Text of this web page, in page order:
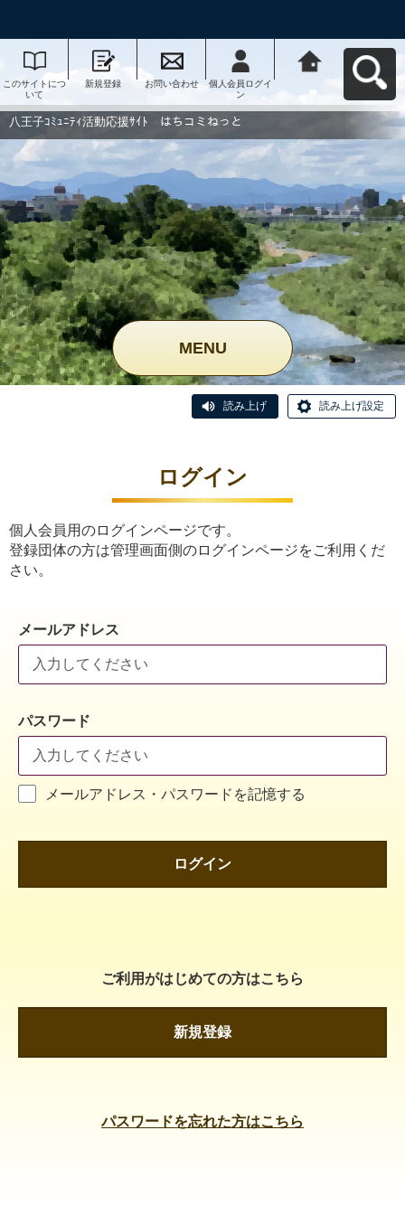
このサイトにつ
いて
新規登録 お問い合わせ
個人会員ログイ
ン
動応援ｻｲﾄ はち
コミねっとへ戻
八王子ｺﾐｭﾆﾃｨ活動応援ｻｲﾄ はちコミねっと
MENU
読み上げ 読み上げ設定
ログイン
個人会員用のログインページです。
登録団体の方は管理画面側のログインページをご利用くだ
さい。
メールアドレス
パスワード
メールアドレス・パスワードを記憶する
ログイン
ご利用がはじめての方はこちら
新規登録
パスワードを忘れた方はこちら